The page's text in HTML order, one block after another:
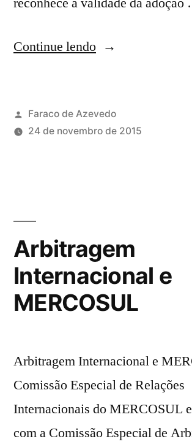
Continue lendo
Faraco de Azevedo
24 de novembro de 2015
Arbitragem
Internacional e
MERCOSUL
Arbitragem Internacional e
Comissão Especial de Relações
Internacionais do MERCOSUL
com a Comissão Especial de